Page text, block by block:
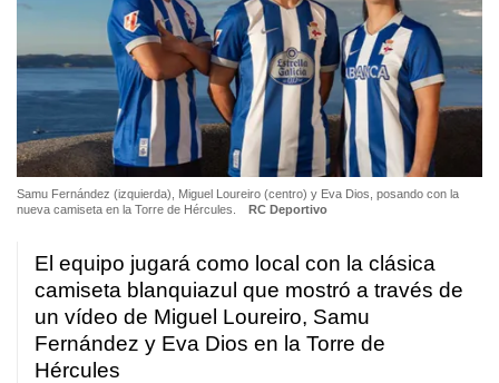
Samu Fernández (izquierda), Miguel Loureiro (centro) y Eva Dios, posando con la
nueva camiseta en la Torre de Hércules.
RC Deportivo
El equipo jugará como local con la clásica
camiseta blanquiazul que mostró a través de
un vídeo de Miguel Loureiro, Samu
Fernández y Eva Dios en la Torre de
Hércules